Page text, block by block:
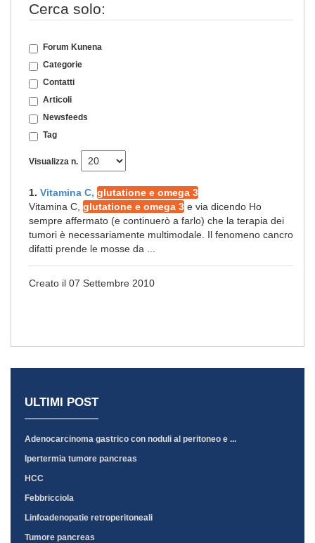
Cerca solo:
Forum Kunena
Categorie
Contatti
Articoli
Newsfeeds
Tag
Visualizza n.
1. Vitamina C, glutatione e omega 3
Vitamina C, glutatione e omega 3 e via dicendo Ho
sempre affermato (e continuerò a farlo) che la terapia dei
tumori è necessariamente multimodale. Il fenomeno cancro
difatti prende le mosse da ...
Creato il 07 Settembre 2010
ULTIMI POST
Adenocarcinoma gastrico con noduli al peritoneo e ...
Ipertermia tumore pancreas
HCC
Febbricciola
Linfoadenopatie retroperitoneali
Tumore pancreas